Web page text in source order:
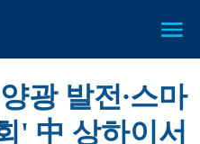
광 발전∙스마
' 中 상하이서